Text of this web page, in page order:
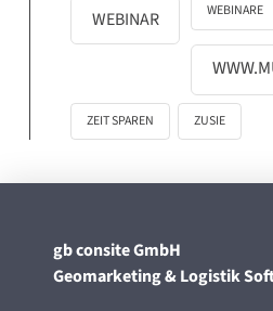
WEBINAR WEBINARE
ZEIT SPAREN ZUSIE
gb consite GmbH
Geomarketing & Logistik